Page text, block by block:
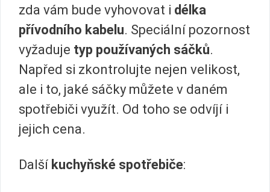
zda vám bude vyhovovat i délka
přívodního kabelu. Speciální pozornost
vyžaduje typ používaných sáčků.
Napřed si zkontrolujte nejen velikost,
ale i to, jaké sáčky můžete v daném
spotřebiči využít. Od toho se odvíjí i
jejich cena.
Další kuchyňské spotřebiče: